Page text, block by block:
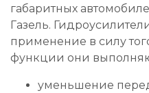
габаритных
Газель.
применение в силу
функции они
уменьшение